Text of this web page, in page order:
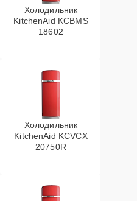
Холодильник
KitchenAid KCBMS
18602
Холодильник
KitchenAid KCVCX
20750R